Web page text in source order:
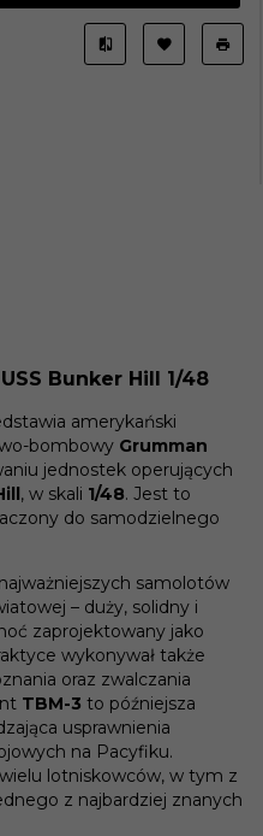
Bunker Hill 1/48
amerykański
bombowy Grumman
jednostek operujących
, w skali 1/48. Jest to
do samodzielnego
samolotów
– duży, solidny i
zaprojektowany jako
wykonywał także
oraz zwalczania
TBM-3 to późniejsza
usprawnienia
na Pacyfiku.
lotniskowców, w tym z
z najbardziej znanych